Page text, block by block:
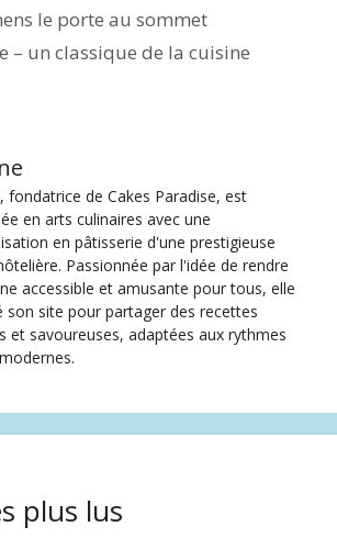
le porte au sommet
– un classique de la cuisine
fondatrice de Cakes Paradise, est
en arts culinaires avec une
en pâtisserie d'une prestigieuse
Passionnée par l'idée de rendre
accessible et amusante pour tous, elle
son site pour partager des recettes
et savoureuses, adaptées aux rythmes
plus lus